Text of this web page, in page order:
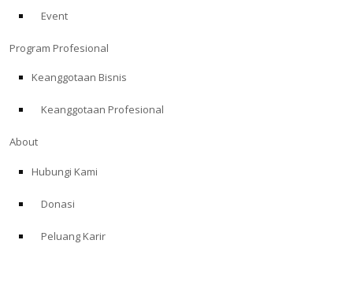
Event
Program Profesional
Keanggotaan Bisnis
Keanggotaan Profesional
About
Hubungi Kami
Donasi
Peluang Karir